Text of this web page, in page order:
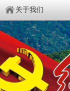
关于我们